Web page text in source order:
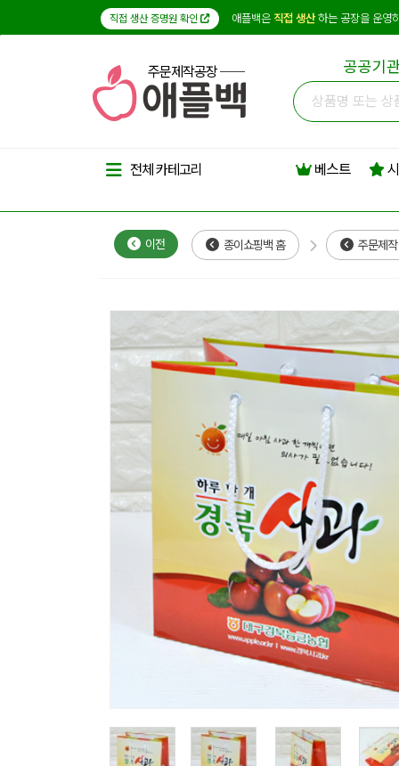
직접 생산 증명원 확인 애플백은 직접 생산하는 공장을 운영
주문제작공장 공공기
전체 카테고리 베스트
이전 종이쇼핑백 홈 주문제